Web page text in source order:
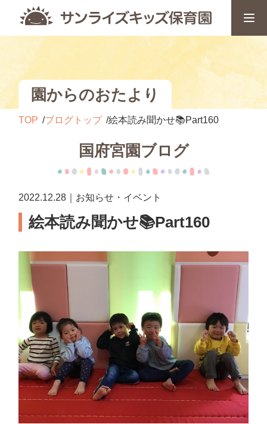
園からのおたより
TOP ブログトップ 絵本読み聞かせ📚Part160
国府宮園ブログ
2022.12.28｜お知らせ・イベント
絵本読み聞かせ📚Part160